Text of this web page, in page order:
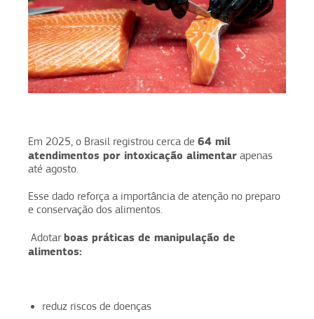
Em 2025, o Brasil registrou cerca de 64 mil
atendimentos por intoxicação alimentar apenas
até agosto.
Esse dado reforça a importância de atenção no preparo
e conservação dos alimentos.
Adotarboas práticas de manipulação de
alimentos:
reduz riscos de doenças